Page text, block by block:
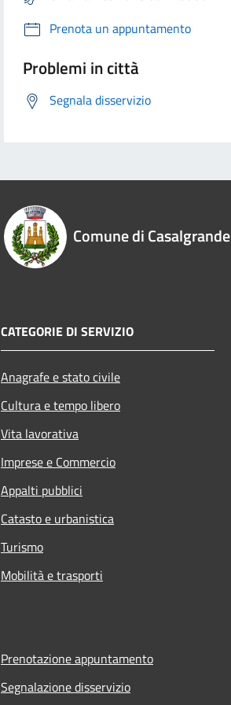
Prenota un appuntamento
Problemi in città
Segnala disservizio
Comune di Casalgrande
CATEGORIE DI SERVIZIO
Anagrafe e stato civile
Cultura e tempo libero
Vita lavorativa
Imprese e Commercio
Appalti pubblici
Catasto e urbanistica
Turismo
Mobilità e trasporti
Prenotazione appuntamento
Segnalazione disservizio